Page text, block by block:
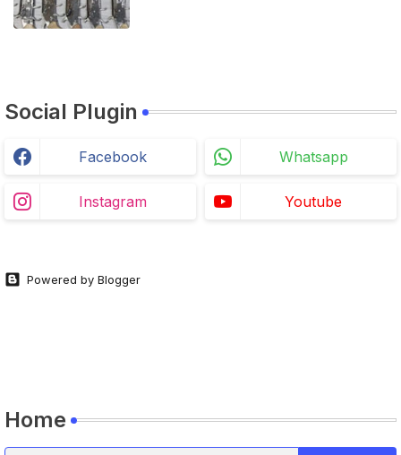
Social Plugin
Facebook Whatsapp
Instagram Youtube
Powered by Blogger
Home